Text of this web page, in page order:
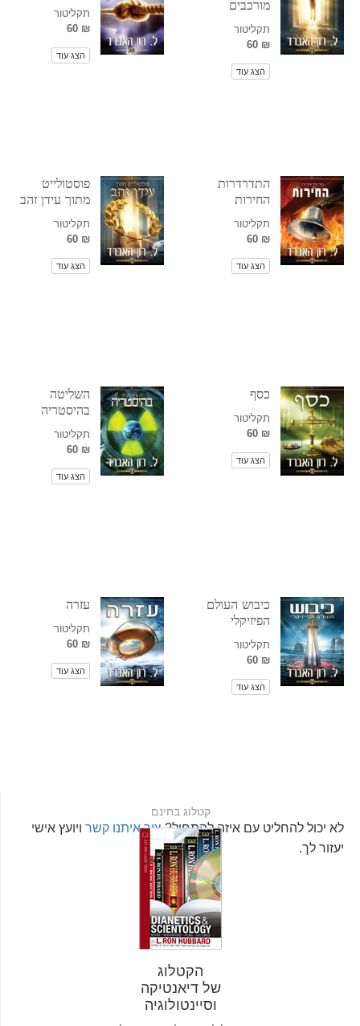
מורכבים
תקליטור
₪ 60
הצג עוד
תקליטור
₪ 60
הצג עוד
התדרדרות
החירות
תקליטור
₪ 60
הצג עוד
פוסטולייט
מתוך עידן זהב
תקליטור
₪ 60
הצג עוד
כסף
תקליטור
₪ 60
הצג עוד
השליטה
בהיסטריה
תקליטור
₪ 60
הצג עוד
כיבוש העולם
הפיזיקלי
תקליטור
₪ 60
הצג עוד
עזרה
תקליטור
₪ 60
הצג עוד
לא יכול להחליט עם איזה להתחיל?צור איתנו קשר ויועץ אישי
יעזור לך.
קטלוג בחינם
הקטלוג
של דיאנטיקה
וסיינטולוגיה